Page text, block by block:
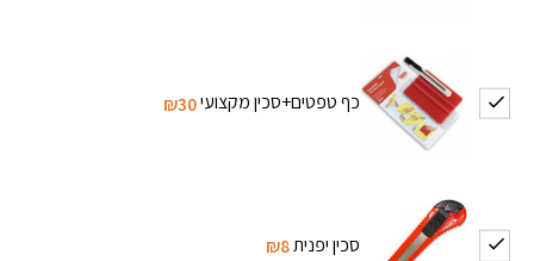
כף טפטים+סכין מקצועי₪30
סכין יפנית₪8